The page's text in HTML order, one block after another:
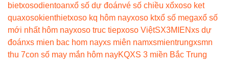
bietxosodientoanxổ số dự đoánvé số chiều xổxoso ket
quaxosokienthietxoso kq hôm nayxoso ktxổ số megaxổ số
mới nhất hôm nayxoso truc tiepxoso ViệtSX3MIENxs dự
đoánxs mien bac hom nayxs miên namxsmientrungxsmn
thu 7con số may mắn hôm nayKQXS 3 miền Bắc Trung